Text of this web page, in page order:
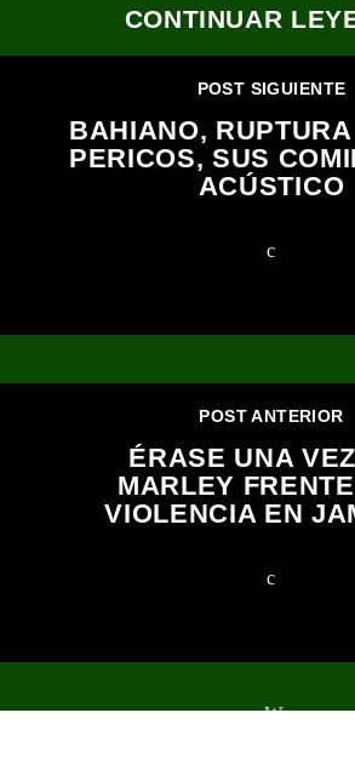
CONTINUAR
POST SIGUIENTE
BAHIANO,
PERICOS, SUS
ACÚSTICO
POST ANTERIOR
ÉRASE UNA
MARLEY
VIOLENCIA EN